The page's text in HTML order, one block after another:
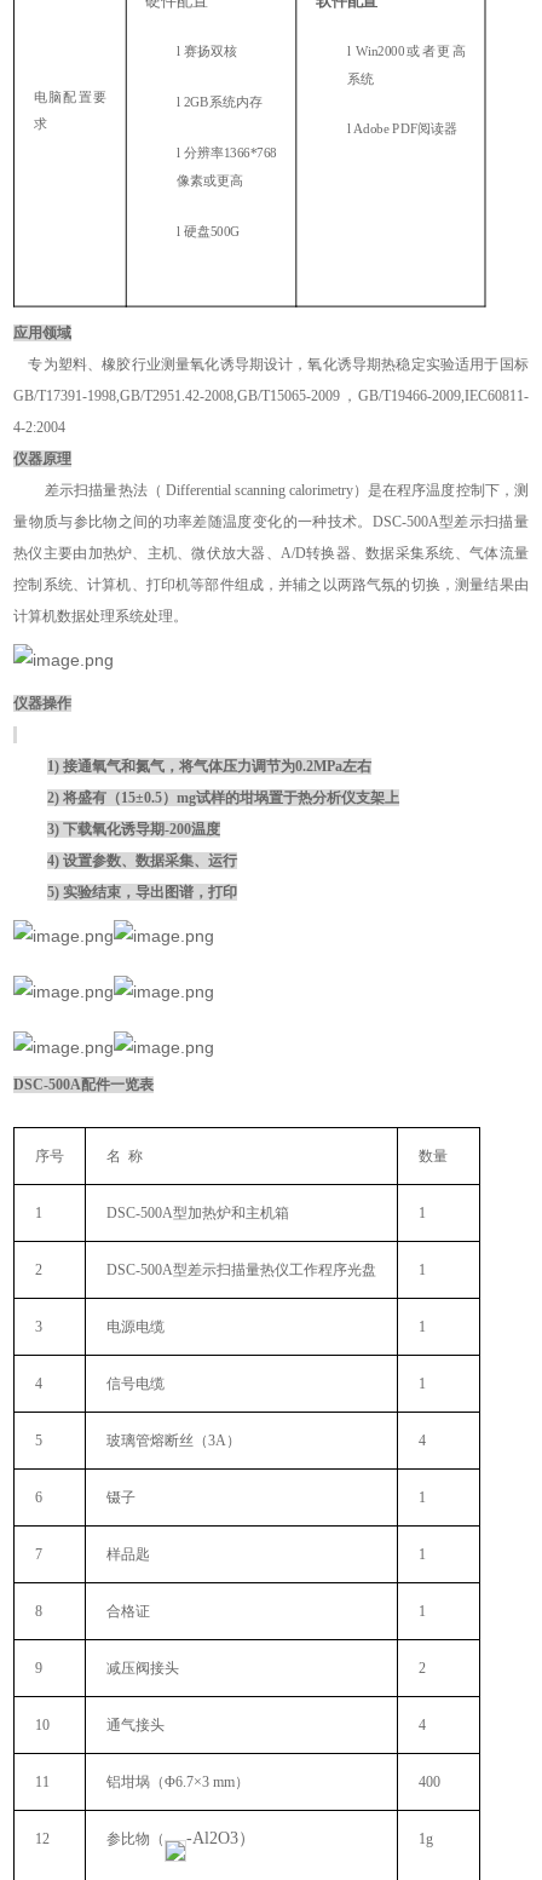
电脑配置要
求
l 赛扬双核
l 2GB系统内存
l 分辨率1366*768
像素或更高
l 硬盘500G
l Win2000或者更高
系统
lAdobe PDF阅读器
应用领域
专为塑料、橡胶行业测量氧化诱导期设计，氧化诱导期热稳定实验适用于 国标
GB/T17391-1998,GB/T2951.42-2008,GB/T15065-2009，GB/T19466-2009,IEC60811-
4-2:2004
仪器原理
差示扫描量热法（ Differential scanning calorimetry）是在程序温度控制下，测
量物质与参比物之间的功率差随温度变化的一种技术。DSC-500A型差示扫描量
热仪主要由加热炉、主机、微伏放大器、A/D转换器、数据采集系统、气体流量
控制系统、计算机、打印机等部件组成，并辅之以两路气氛的切换，测量结果由
计算机数据处理系统处理。
仪器操作
1)接通氧气和氮气，将气体压力调节为0.2MPa左右
2)将盛有（15±0.5）mg试样的坩埚置于热分析仪支架上
3)下载氧化诱导期-200温度
4)设置参数、数据采集、运行
5)实验结束，导出图谱，打印
DSC-500A配件一览表
序号 名 称 数量
1 DSC-500A型加热炉和主机箱 1
2 DSC-500A型差示扫描量热仪工作程序光盘 1
3 电源电缆 1
4 信号电缆 1
5 玻璃管熔断丝（3A） 4
6 镊子 1
7 样品匙 1
8 合格证 1
9 减压阀接头 2
10 通气接头 4
11 铝坩埚（Φ6.7×3 mm） 400
12 参比物（ -Al2O3） 1g